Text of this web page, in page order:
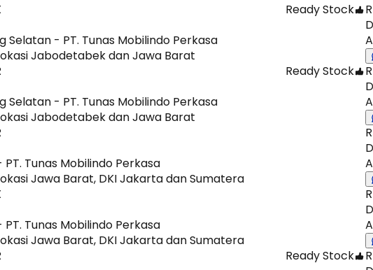
Ready Stock
Selatan - PT. Tunas Mobilindo Perkasa
Jabodetabek dan Jawa Barat
Ready Stock
Selatan - PT. Tunas Mobilindo Perkasa
Jabodetabek dan Jawa Barat
Tunas Mobilindo Perkasa
Jawa Barat, DKI Jakarta dan Sumatera
Tunas Mobilindo Perkasa
Jawa Barat, DKI Jakarta dan Sumatera
Ready Stock